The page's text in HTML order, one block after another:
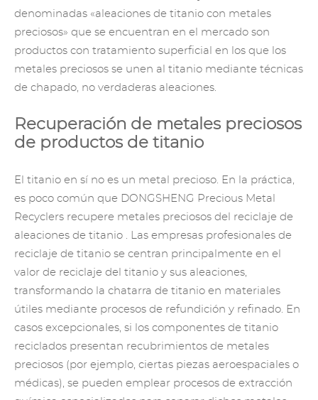
denominadas «aleaciones de titanio con metales
preciosos» que se encuentran en el mercado son
productos con tratamiento superficial en los que los
metales preciosos se unen al titanio mediante técnicas
de chapado, no verdaderas aleaciones.
Recuperación de metales preciosos
de productos de titanio
El titanio en sí no es un metal precioso. En la práctica,
es poco común que DONGSHENG Precious Metal
Recyclers recupere metales preciosos del reciclaje de
aleaciones de titanio . Las empresas profesionales de
reciclaje de titanio se centran principalmente en el
valor de reciclaje del titanio y sus aleaciones,
transformando la chatarra de titanio en materiales
útiles mediante procesos de refundición y refinado. En
casos excepcionales, si los componentes de titanio
reciclados presentan recubrimientos de metales
preciosos (por ejemplo, ciertas piezas aeroespaciales o
médicas), se pueden emplear procesos de extracción